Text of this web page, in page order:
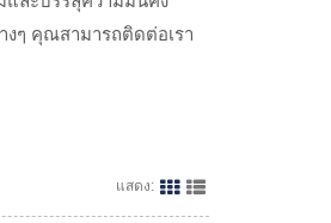
ๆ คุณสามารถติดต่อเรา
แสดง: